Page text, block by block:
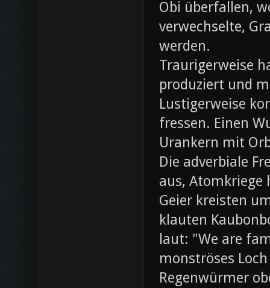
Obi überfallen,
verwechselte,
werden.
Traurigerweise
produziert und
Lustigerweise
fressen. Einen
Urankern mit
Die adverbiale
aus,
Geier kreisten
klauten
laut: "We are
monströses
Regenwürmer